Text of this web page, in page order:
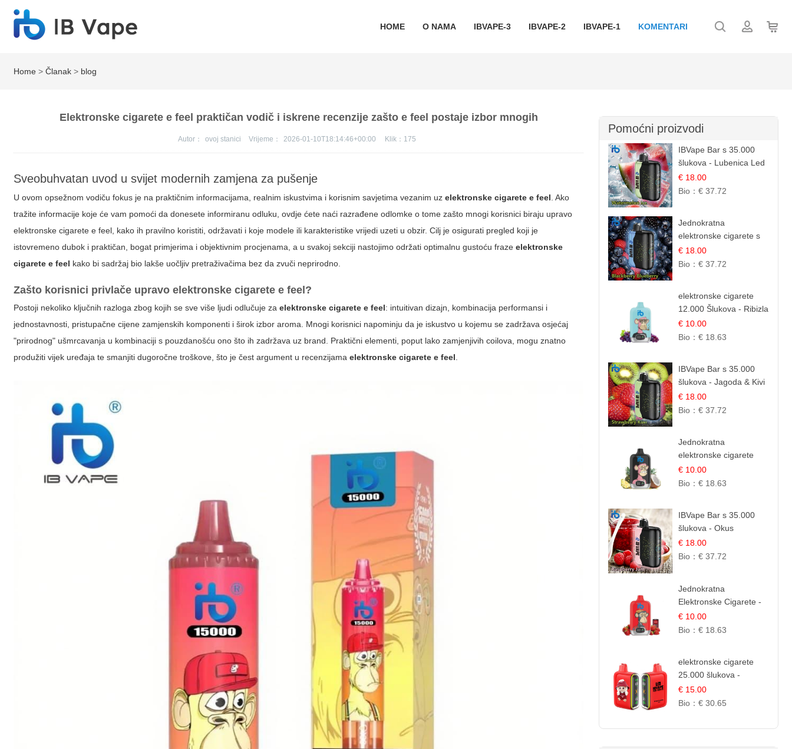
HOME O NAMA IBVAPE-3 IBVAPE-2 IBVAPE-1 KOMENTARI
Home >Članak > blog
Elektronske cigarete e feel praktičan vodič i iskrene recenzije zašto e feel postaje izbor mnogih
Autor： ovoj stanici Vrijeme： 2026-01-10T18:14:46+00:00 Klik： 175
Sveobuhvatan uvod u svijet modernih zamjena za pušenje
U ovom opsežnom vodiču fokus je na praktičnim informacijama, realnim iskustvima i korisnim savjetima vezanim uzelektronske cigarete e feel . Ako
tražite informacije koje će vam pomoći da donesete informiranu odluku, ovdje ćete naći razrađene odlomke o tome zašto mnogi korisnici biraju upravo
elektronske cigarete e feel , kako ih pravilno koristiti, održavati i koje modele ili karakteristike vrijedi uzeti u obzir. Cilj je osigurati pregled koji je
istovremeno dubok i praktičan, bogat primjerima i objektivnim procjenama, a u svakoj sekciji nastojimo održati optimalnu gustoću frazeelektronske
cigarete e feel kako bi sadržaj bio lakše uočljiv pretraživačima bez da zvuči neprirodno.
Zašto korisnici privlače upravoelektronske cigarete e feel ?
Postoji nekoliko ključnih razloga zbog kojih se sve više ljudi odlučuje zaelektronske cigarete e feel: intuitivan dizajn, kombinacija performansi i
jednostavnosti, pristupačne cijene zamjenskih komponenti i širok izbor aroma. Mnogi korisnici napominju da je iskustvo u kojemu se zadržava osjećaj
"prirodnog" ušmrcavanja u kombinaciji s pouzdanošću ono što ih zadržava uz brand. Praktični elementi, poput lako zamjenjivih coilova, mogu znatno
produžiti vijek uređaja te smanjiti dugoročne troškove, što je čest argument u recenzijamaelektronske cigarete e feel
Pomoćni proizvodi
IBVape Bar s 35.000
šlukova - Lubenica Led
| Osježavajući Ljetni
Okus
€ 18.00
Bio： € 37.72
Jednokratna
elektronske cigarete s
35.000 šlukova - Kupina
& Borovnica | Intenzivna
€ 18.00
Bio： € 37.72
elektronske cigarete
12.000 Šlukova - Ribizla
i Grožđe | Elegantna
Voćna Kombinacija
€ 10.00
Bio： € 18.63
IBVape Bar s 35.000
šlukova - Jagoda & Kivi
| Osježavajuća Voćna
Mješavina
€ 18.00
Bio： € 37.72
Jednokratna
elektronske cigarete
12.000 Puffova -
Ananas i Kokos
€ 10.00
Bio： € 18.63
IBVape Bar s 35.000
šlukova - Okus
Malinova Džema |
Slatka Voćna Aroma
€ 18.00
Bio： € 37.72
Jednokratna
Elektronske Cigarete -
Red Bull i Jagoda |
IBVape
€ 10.00
Bio： € 18.63
elektronske cigarete
25.000 šlukova -
Lubenica Led |
Osježavajući Ljetni
€ 15.00
Bio： € 30.65